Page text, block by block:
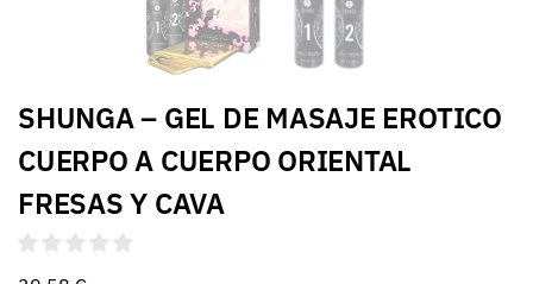
SHUNGA – GEL DE MASAJE EROTICO
CUERPO A CUERPO ORIENTAL
FRESAS Y CAVA